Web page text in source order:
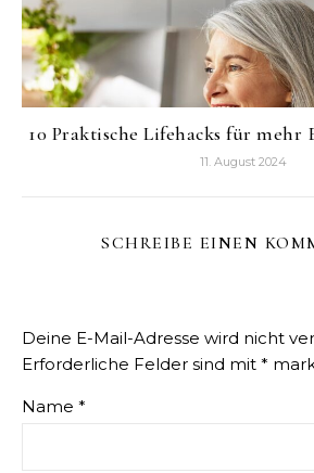
10 Praktische Lifehacks für
11. August 2024
SCHREIBE EINEN
Deine E-Mail-Adresse wird nicht
Erforderliche Felder sind mit *
Name *